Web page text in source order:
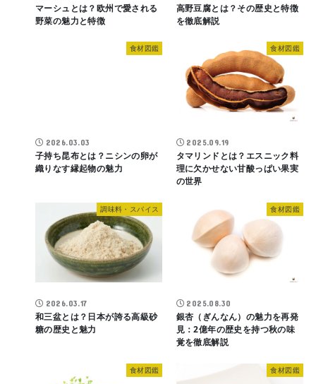
マーシュとは？欧州で愛される
野菜の魅力と特徴
高野豆腐とは？その歴史と特徴
を徹底解説
食材図鑑
2026.03.03
子持ち昆布とは？ニシンの卵が
織りなす縁起物の魅力
食材図鑑
2025.09.19
タマリンドとは？エスニック料
理に欠かせない甘酸っぱい果実
の世界
調味料・スパイス
2026.03.17
和三盆とは？日本が誇る高級砂
糖の歴史と魅力
食材図鑑
2025.08.30
銀杏（ぎんなん）の魅力を再発
見：2億年の歴史を持つ秋の味
覚を徹底解説
食材図鑑 食材図鑑